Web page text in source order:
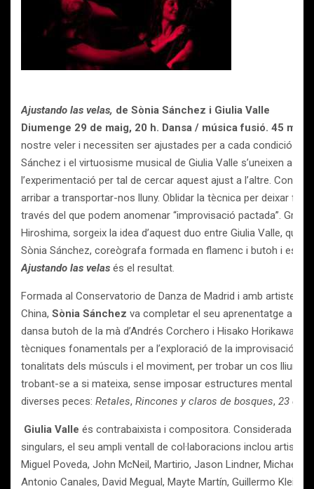
Ajustando las velas, de Sònia Sánchez i Giulia Valle
Diumenge 29 de maig, 20 h. Dansa / música fusió. 45
nostre veler i necessiten ser ajustades per a cada condició del
Sánchez i el virtuosisme musical de Giulia Valle s’uneixen a
l’experimentació per tal de cercar aquest ajust a l’altre.
arribar a transportar-nos lluny. Oblidar la tècnica per deixar fluir
través del que podem anomenar “improvisació pactada”.
Hiroshima, sorgeix la idea d’aquest duo entre Giulia Valle, que
Sònia Sánchez, coreògrafa formada en flamenc i butoh i
Ajustando las velas és el resultat.
Formada al Conservatorio de Danza de Madrid i amb artistes
China, Sònia Sánchez va completar el seu aprenentatge a
dansa butoh de la mà d’Andrés Corchero i Hisako Horikawa.
tècniques fonamentals per a l’exploració de la improvisació,
tonalitats dels músculs i el moviment, per trobar un cos lliure,
trobant-se a si mateixa, sense imposar estructures mentals.
diverses peces: Retales, Rincones y claros de bosques, 23 de
Giulia Valle és contrabaixista i compositora. Considerada
singulars, el seu ampli ventall de col·laboracions inclou artistes
Miguel Poveda, John McNeil, Martirio, Jason Lindner, Michael
Antonio Canales, David Megual, Mayte Martín, Guillermo Klein,